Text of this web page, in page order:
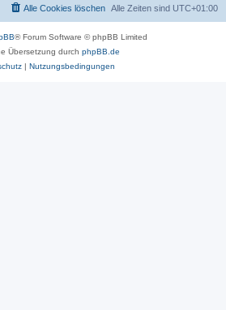
Alle Zeiten sind UTC+01:00
Alle Cookies löschen
® Forum Software © phpBB Limited
Übersetzung durch phpBB.de
| Nutzungsbedingungen